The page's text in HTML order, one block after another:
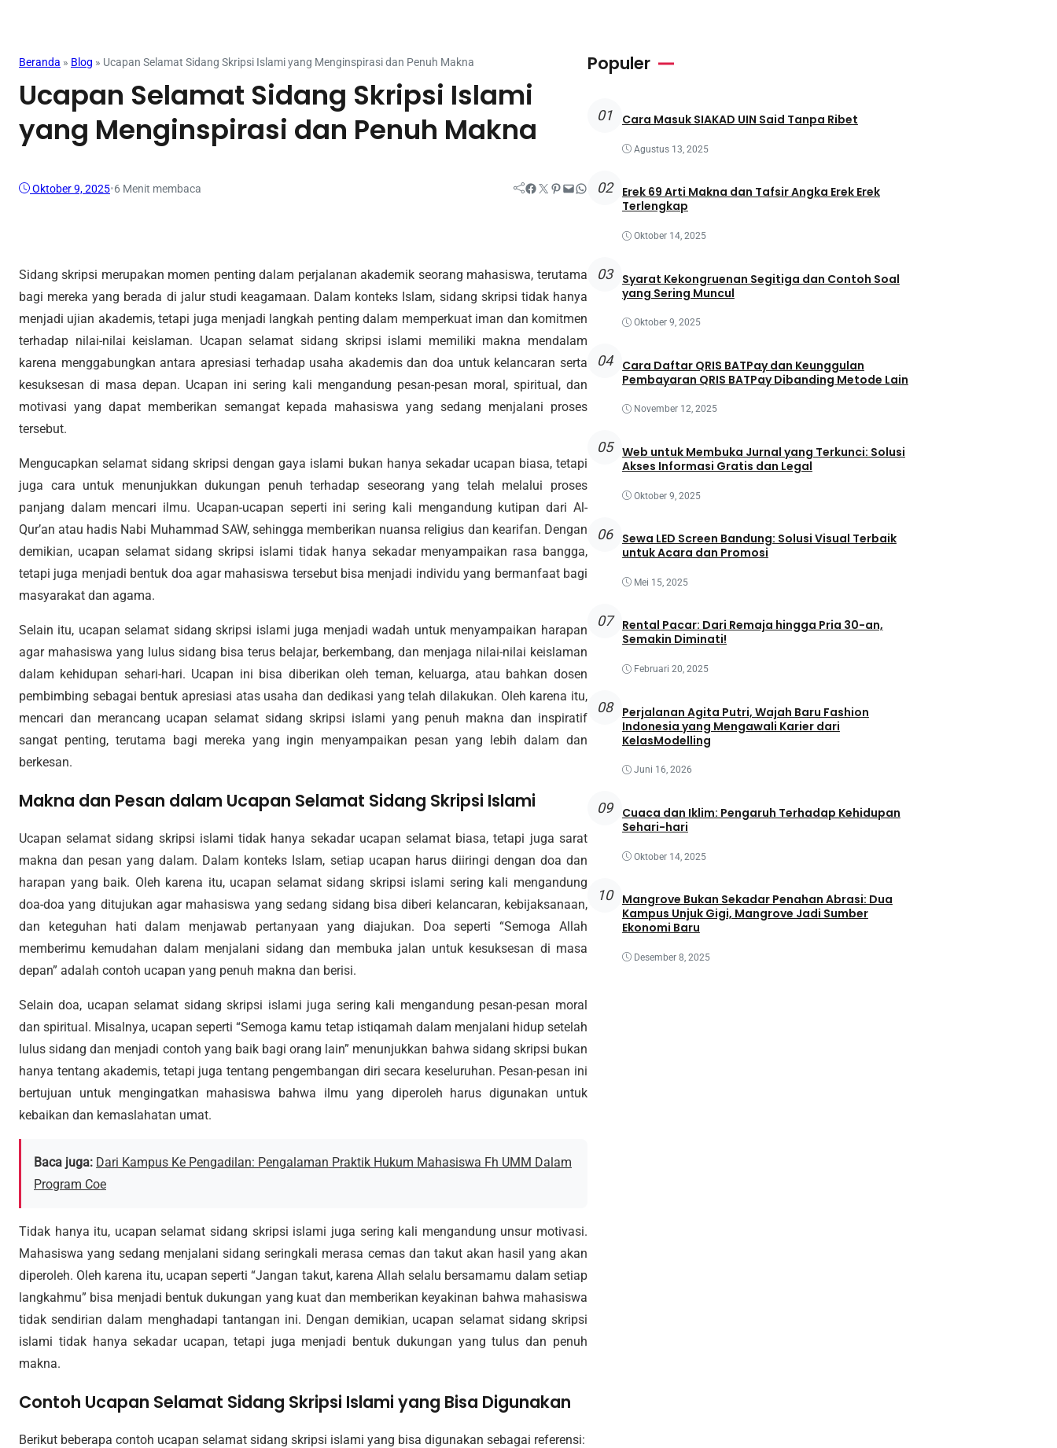
Beranda » Blog » Ucapan Selamat Sidang Skripsi Islami yang Menginspirasi dan Penuh Makna
Ucapan Selamat Sidang Skripsi Islami
yang Menginspirasi dan Penuh Makna
Oktober 9, 2025•6 Menit membaca Facebook Twitter Pinterest Mail WhatsApp
Sidang skripsi merupakan momen penting dalam perjalanan akademik seorang mahasiswa, terutama
bagi mereka yang berada di jalur studi keagamaan. Dalam konteks Islam, sidang skripsi tidak hanya
menjadi ujian akademis, tetapi juga menjadi langkah penting dalam memperkuat iman dan komitmen
terhadap nilai-nilai keislaman. Ucapan selamat sidang skripsi islami memiliki makna mendalam
karena menggabungkan antara apresiasi terhadap usaha akademis dan doa untuk kelancaran serta
kesuksesan di masa depan. Ucapan ini sering kali mengandung pesan-pesan moral, spiritual, dan
motivasi yang dapat memberikan semangat kepada mahasiswa yang sedang menjalani proses
tersebut.
Mengucapkan selamat sidang skripsi dengan gaya islami bukan hanya sekadar ucapan biasa, tetapi
juga cara untuk menunjukkan dukungan penuh terhadap seseorang yang telah melalui proses
panjang dalam mencari ilmu. Ucapan-ucapan seperti ini sering kali mengandung kutipan dari Al-
Qur’an atau hadis Nabi Muhammad SAW, sehingga memberikan nuansa religius dan kearifan. Dengan
demikian, ucapan selamat sidang skripsi islami tidak hanya sekadar menyampaikan rasa bangga,
tetapi juga menjadi bentuk doa agar mahasiswa tersebut bisa menjadi individu yang bermanfaat bagi
masyarakat dan agama.
Selain itu, ucapan selamat sidang skripsi islami juga menjadi wadah untuk menyampaikan harapan
agar mahasiswa yang lulus sidang bisa terus belajar, berkembang, dan menjaga nilai-nilai keislaman
dalam kehidupan sehari-hari. Ucapan ini bisa diberikan oleh teman, keluarga, atau bahkan dosen
pembimbing sebagai bentuk apresiasi atas usaha dan dedikasi yang telah dilakukan. Oleh karena itu,
mencari dan merancang ucapan selamat sidang skripsi islami yang penuh makna dan inspiratif
sangat penting, terutama bagi mereka yang ingin menyampaikan pesan yang lebih dalam dan
berkesan.
Makna dan Pesan dalam Ucapan Selamat Sidang Skripsi Islami
Ucapan selamat sidang skripsi islami tidak hanya sekadar ucapan selamat biasa, tetapi juga sarat
makna dan pesan yang dalam. Dalam konteks Islam, setiap ucapan harus diiringi dengan doa dan
harapan yang baik. Oleh karena itu, ucapan selamat sidang skripsi islami sering kali mengandung
doa-doa yang ditujukan agar mahasiswa yang sedang sidang bisa diberi kelancaran, kebijaksanaan,
dan keteguhan hati dalam menjawab pertanyaan yang diajukan. Doa seperti “Semoga Allah
memberimu kemudahan dalam menjalani sidang dan membuka jalan untuk kesuksesan di masa
depan” adalah contoh ucapan yang penuh makna dan berisi.
Selain doa, ucapan selamat sidang skripsi islami juga sering kali mengandung pesan-pesan moral
dan spiritual. Misalnya, ucapan seperti “Semoga kamu tetap istiqamah dalam menjalani hidup setelah
lulus sidang dan menjadi contoh yang baik bagi orang lain” menunjukkan bahwa sidang skripsi bukan
hanya tentang akademis, tetapi juga tentang pengembangan diri secara keseluruhan. Pesan-pesan ini
bertujuan untuk mengingatkan mahasiswa bahwa ilmu yang diperoleh harus digunakan untuk
kebaikan dan kemaslahatan umat.
Baca juga: Dari Kampus Ke Pengadilan: Pengalaman Praktik Hukum Mahasiswa Fh UMM Dalam
Program Coe
Tidak hanya itu, ucapan selamat sidang skripsi islami juga sering kali mengandung unsur motivasi.
Mahasiswa yang sedang menjalani sidang seringkali merasa cemas dan takut akan hasil yang akan
diperoleh. Oleh karena itu, ucapan seperti “Jangan takut, karena Allah selalu bersamamu dalam setiap
langkahmu” bisa menjadi bentuk dukungan yang kuat dan memberikan keyakinan bahwa mahasiswa
tidak sendirian dalam menghadapi tantangan ini. Dengan demikian, ucapan selamat sidang skripsi
islami tidak hanya sekadar ucapan, tetapi juga menjadi bentuk dukungan yang tulus dan penuh
makna.
Contoh Ucapan Selamat Sidang Skripsi Islami yang Bisa Digunakan
Berikut beberapa contoh ucapan selamat sidang skripsi islami yang bisa digunakan sebagai referensi:
Populer
01 Cara Masuk SIAKAD UIN Said Tanpa Ribet
Agustus 13, 2025
02
Erek 69 Arti Makna dan Tafsir Angka Erek Erek
Terlengkap
Oktober 14, 2025
03
Syarat Kekongruenan Segitiga dan Contoh Soal
yang Sering Muncul
Oktober 9, 2025
04
Cara Daftar QRIS BATPay dan Keunggulan
Pembayaran QRIS BATPay Dibanding Metode Lain
November 12, 2025
05
Web untuk Membuka Jurnal yang Terkunci: Solusi
Akses Informasi Gratis dan Legal
Oktober 9, 2025
06
Sewa LED Screen Bandung: Solusi Visual Terbaik
untuk Acara dan Promosi
Mei 15, 2025
07
Rental Pacar: Dari Remaja hingga Pria 30-an,
Semakin Diminati!
Februari 20, 2025
08
Perjalanan Agita Putri, Wajah Baru Fashion
Indonesia yang Mengawali Karier dari
KelasModelling
Juni 16, 2026
09
Cuaca dan Iklim: Pengaruh Terhadap Kehidupan
Sehari-hari
Oktober 14, 2025
10
Mangrove Bukan Sekadar Penahan Abrasi: Dua
Kampus Unjuk Gigi, Mangrove Jadi Sumber
Ekonomi Baru
Desember 8, 2025